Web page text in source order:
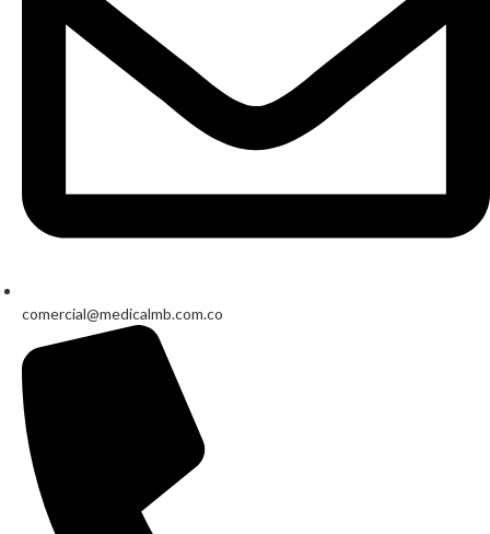
comercial@medicalmb.com.co